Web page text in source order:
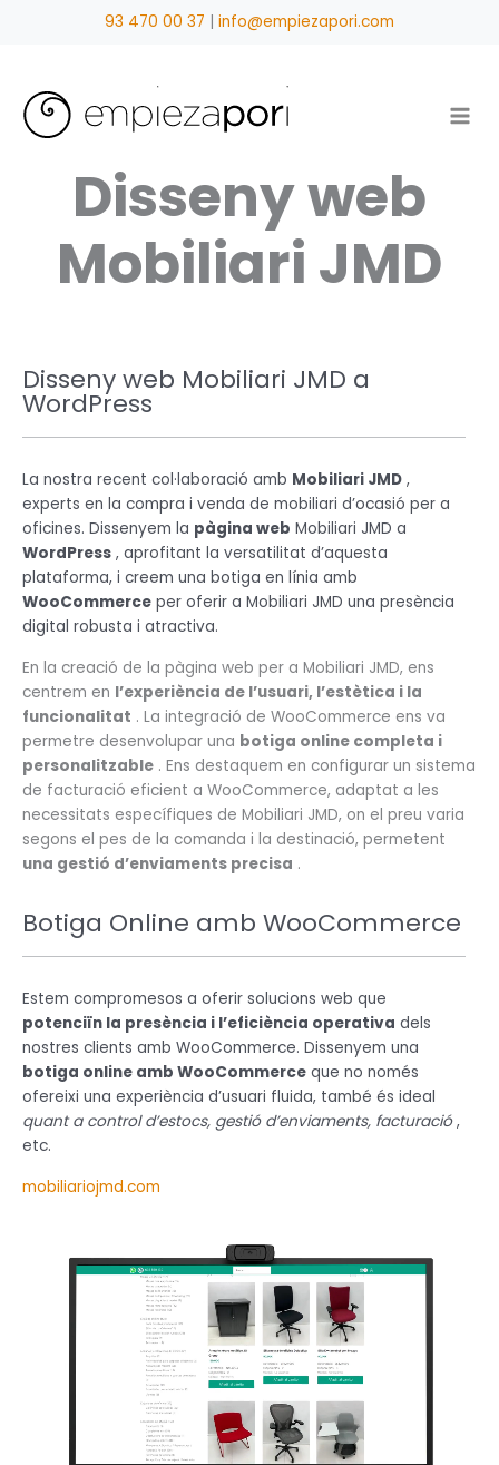
93 470 00 37 | info@empiezapori.com
Disseny web
Mobiliari JMD
Disseny web Mobiliari JMD a
WordPress
La nostra recent col·laboració amb Mobiliari JMD ,
experts en la compra i venda de mobiliari d’ocasió per a
oficines. Dissenyem la pàgina web Mobiliari JMD a
WordPress , aprofitant la versatilitat d’aquesta
plataforma, i creem una botiga en línia amb
WooCommerce per oferir a Mobiliari JMD una presència
digital robusta i atractiva.
En la creació de la pàgina web per a Mobiliari JMD, ens
centrem en l’experiència de l’usuari, l’estètica i la
funcionalitat . La integració de WooCommerce ens va
permetre desenvolupar una botiga online completa i
personalitzable . Ens destaquem en configurar un sistema
de facturació eficient a WooCommerce, adaptat a les
necessitats específiques de Mobiliari JMD, on el preu varia
segons el pes de la comanda i la destinació, permetent
una gestió d’enviaments precisa .
Botiga Online amb WooCommerce
Estem compromesos a oferir solucions web que
potenciïn la presència i l’eficiència operativa dels
nostres clients amb WooCommerce. Dissenyem una
botiga online amb WooCommerce que no només
ofereixi una experiència d’usuari fluida, també és ideal
quant a control d’estocs, gestió d’enviaments, facturació,
etc.
mobiliariojmd.com